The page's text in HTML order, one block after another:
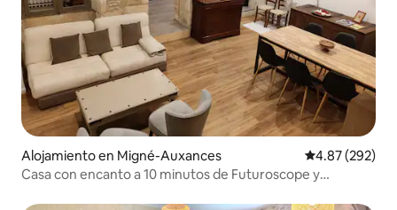
Alojamiento en Migné-Auxances Calificación
4.87 (292)
Casa con encanto a 10 minutos de Futuroscope y